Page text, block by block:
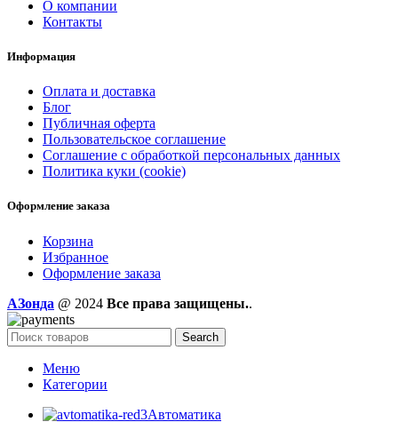
О компании
Контакты
Информация
Оплата и доставка
Блог
Публичная оферта
Пользовательское соглашение
Соглашение с обработкой персональных данных
Политика куки (cookie)
Оформление заказа
Корзина
Избранное
Оформление заказа
AЗонда @ 2024 Все права защищены..
Search
Меню
Категории
Автоматика